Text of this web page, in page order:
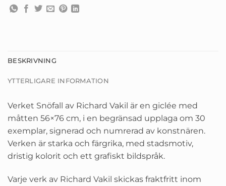
BESKRIVNING
YTTERLIGARE INFORMATION
Verket Snöfall av Richard Vakil är en giclée med
måtten 56×76 cm, i en begränsad upplaga om 30
exemplar, signerad och numrerad av konstnären.
Verken är starka och färgrika, med stadsmotiv,
dristig kolorit och ett grafiskt bildspråk.
Varje verk av Richard Vakil skickas fraktfritt inom